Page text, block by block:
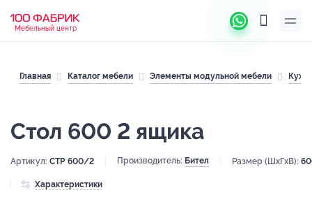
Мебельный центр
Главная Каталог мебели Элементы модульной мебели
Стол 600 2 ящика
Артикул: СТР 600/2 Производитель: Бител Размер (ШхГхВ):
Характеристики